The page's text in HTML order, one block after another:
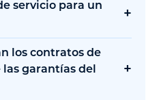
servicio para un
+
los contratos de
garantías del
+